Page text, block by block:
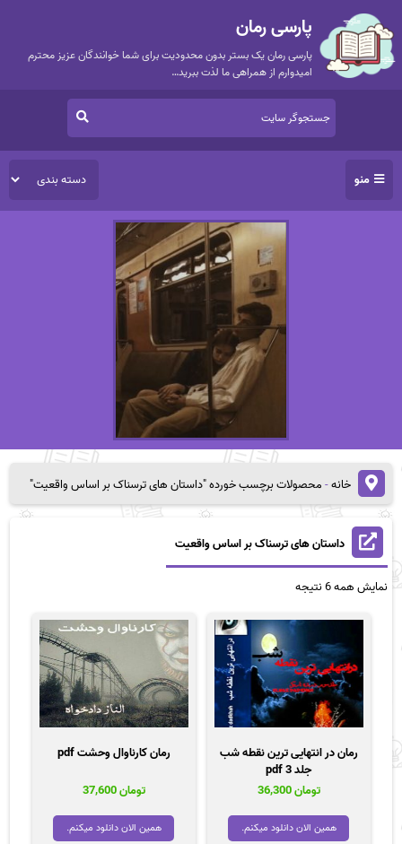
پارسی رمان
پارسی رمان یک بستر بدون محدودیت برای شما خوانندگان عزیز محترم
امیدوارم از همراهی ما لذت ببرید…
منو
خانه-محصولات برچسب خورده "داستان های ترسناک بر اساس واقعیت"
داستان های ترسناک بر اساس واقعیت
نمایش همه 6 نتیجه
مرتب‌سازی
اساس
قیمت:
زیاد
به
کم
رمان در انتهایی ترین نقطه شب
جلد 3 pdf
تومان36,300
همین الان دانلود میکنم.
رمان کارناوال وحشت pdf
تومان37,600
همین الان دانلود میکنم.